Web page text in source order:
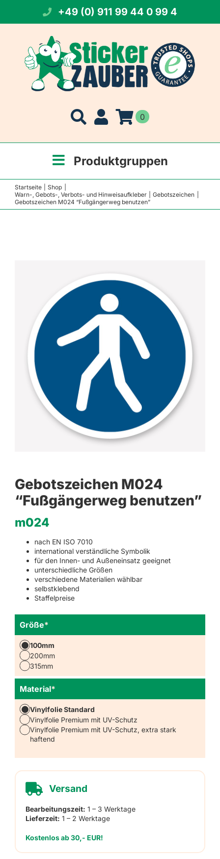
springen
+49 (0) 911 99 44 0 99 4
0
Produktgruppen
Startseite
Shop
Warn-, Gebots-, Verbots- und Hinweisaufkleber
Gebotszeichen
Gebotszeichen M024 “Fußgängerweg benutzen”
Gebotszeichen M024
“Fußgängerweg benutzen”
m024
nach EN ISO 7010
international verständliche Symbolik
für den Innen- und Außeneinsatz geeignet
unterschiedliche Größen
verschiedene Materialien wählbar
selbstklebend
Staffelpreise
*
Größe
100mm
200mm
315mm
*
Material
Vinylfolie Standard
Vinylfolie Premium mit UV-Schutz
Vinylfolie Premium mit UV-Schutz, extra stark
haftend
Versand
Bearbeitungszeit: 1 – 3 Werktage
Lieferzeit: 1 – 2 Werktage
Kostenlos ab 30,- EUR!